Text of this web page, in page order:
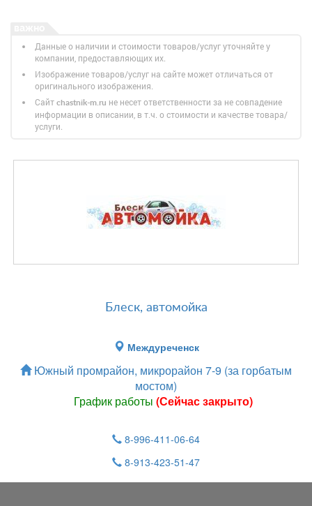
Данные о наличии и стоимости товаров/услуг уточняйте у
компании, предоставляющих их.
Изображение товаров/услуг на сайте может отличаться от
оригинального изображения.
Сайт chastnik-m.ru не несет ответственности за не совпадение
информации в описании, в т.ч. о стоимости и качестве товара/
услуги.
Блеск, автомойка
Междуреченск
Южный промрайон, микрорайон 7-9 (за горбатым
мостом)
График работы (Сейчас закрыто)
8-996-411-06-64
8-913-423-51-47